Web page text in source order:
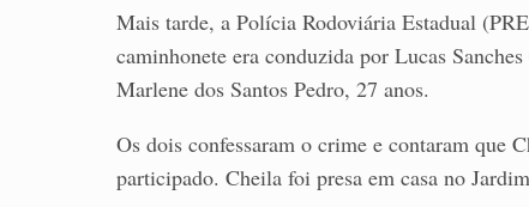
Mais tarde, a Polícia Rodoviária Estadual
caminhonete era conduzida por Lucas
Marlene dos Santos Pedro, 27 anos.
Os dois confessaram o crime e contaram que
participado. Cheila foi presa em casa no